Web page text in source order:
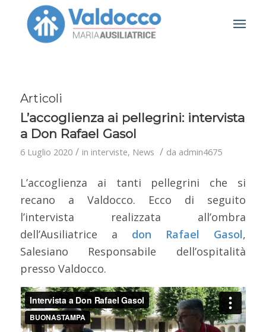
Articoli
L’accoglienza ai pellegrini: intervista
a Don Rafael Gasol
6 Luglio 2020 / in interviste, News / da admin4675
L’accoglienza ai tanti pellegrini che si
recano a Valdocco. Ecco di seguito
l’intervista realizzata all’ombra
dell’Ausiliatrice a don Rafael Gasol,
Salesiano Responsabile dell’ospitalità
presso Valdocco.